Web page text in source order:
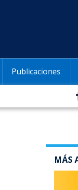
Publicaciones
MÁS